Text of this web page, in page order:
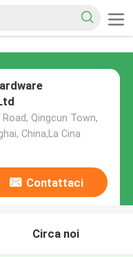
Qingcun Town,
China,La Cina
Contattaci
Circa noi